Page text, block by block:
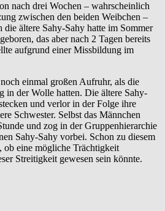
nach drei Wochen – wahrscheinlich
zwischen den beiden Weibchen –
ältere Sahy-Sahy hatte im Sommer
das aber nach 2 Tagen bereits
aufgrund einer Missbildung im
einmal großen Aufruhr, als die
in der Wolle hatten. Die ältere Sahy-
und verlor in der Folge ihre
Schwester. Selbst das Männchen
und zog in der Gruppenhierarchie
Sahy-Sahy vorbei. Schon zu diesem
eine mögliche Trächtigkeit
Streitigkeit gewesen sein könnte.